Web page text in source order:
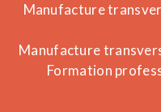
Manufacture
Manufacture
Formation